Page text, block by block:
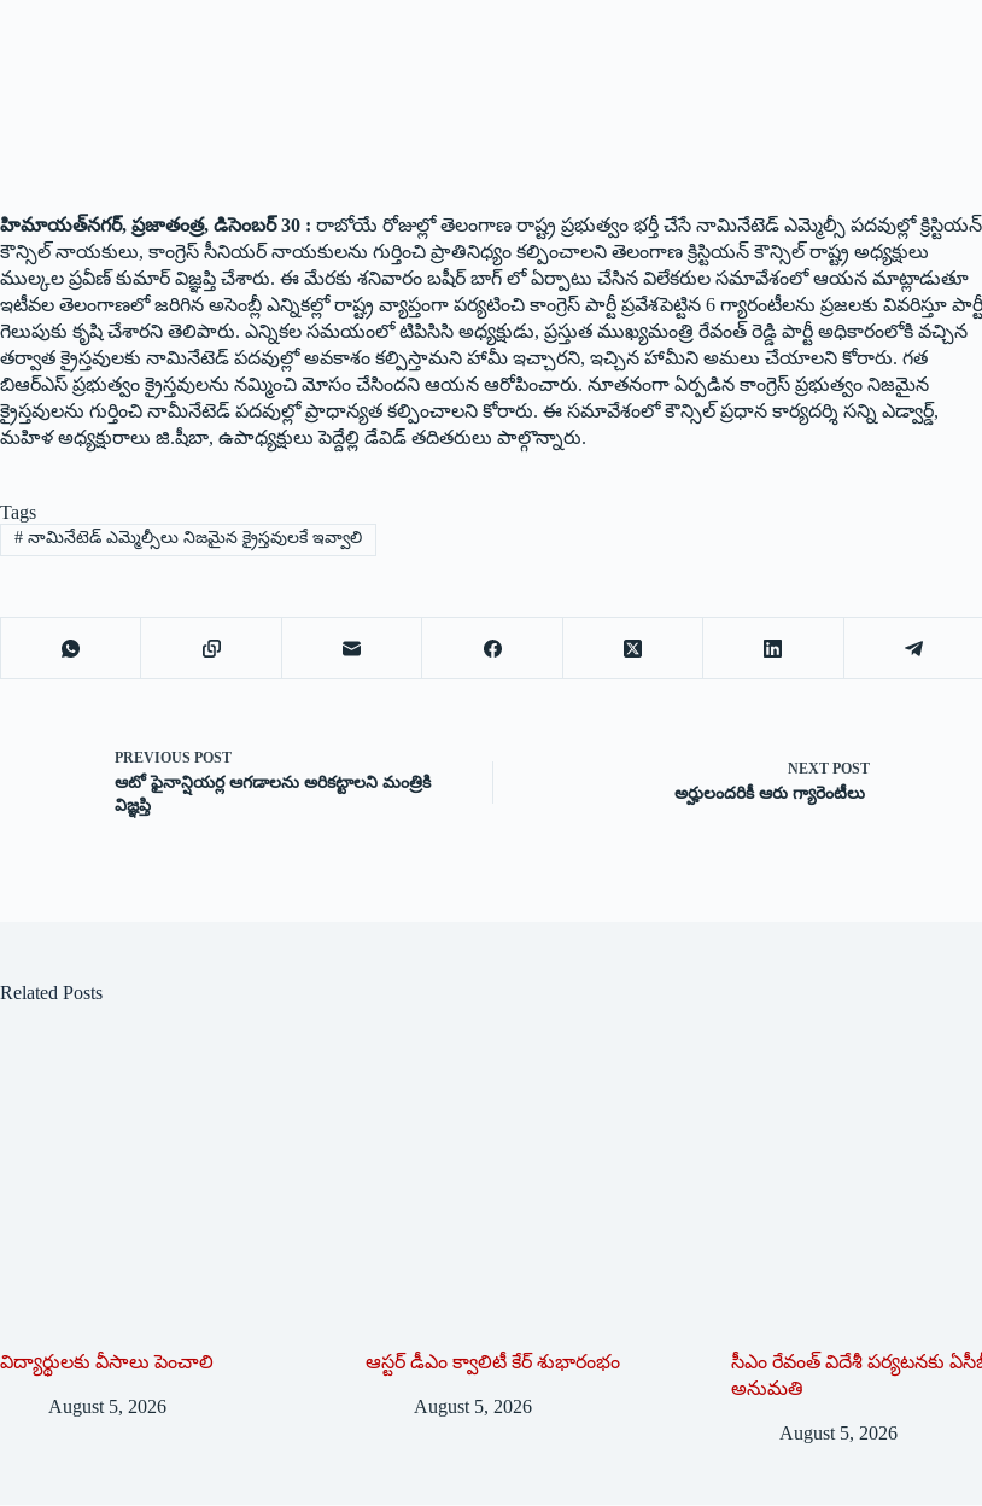
హిమాయత్‌నగర్‌, ప్రజాతంత్ర, డిసెంబర్ 30 : రాబోయే రోజుల్లో తెలంగాణ రాష్ట్ర ప్రభుత్వం భర్తీ చేసే నామినేటెడ్ ఎమ్మెల్సీ పదవుల్లో క్రిస్టియన్
కౌన్సిల్ నాయకులు, కాంగ్రెస్ సీనియర్ నాయకులను గుర్తించి ప్రాతినిధ్యం కల్పించాలని తెలంగాణ క్రిస్టియన్ కౌన్సిల్ రాష్ట్ర అధ్యక్షులు
ముల్కల ప్రవీణ్ కుమార్ విజ్ఞప్తి చేశారు. ఈ మేరకు శనివారం బషీర్ బాగ్ లో ఏర్పాటు చేసిన విలేకరుల సమావేశంలో ఆయన మాట్లాడుతూ
ఇటీవల తెలంగాణలో జరిగిన అసెంబ్లీ ఎన్నికల్లో రాష్ట్ర వ్యాప్తంగా పర్యటించి కాంగ్రెస్ పార్టీ ప్రవేశపెట్టిన 6 గ్యారంటీలను ప్రజలకు వివరిస్తూ పార్టీ
గెలుపుకు కృషి చేశారని తెలిపారు. ఎన్నికల సమయంలో టిపిసిసి అధ్యక్షుడు, ప్రస్తుత ముఖ్యమంత్రి రేవంత్ రెడ్డి పార్టీ అధికారంలోకి వచ్చిన
తర్వాత క్రైస్తవులకు నామినేటెడ్ పదవుల్లో అవకాశం కల్పిస్తామని హామీ ఇచ్చారని, ఇచ్చిన హామీని అమలు చేయాలని కోరారు. గత
బిఆర్ఎస్ ప్రభుత్వం క్రైస్తవులను నమ్మించి మోసం చేసిందని ఆయన ఆరోపించారు. నూతనంగా ఏర్పడిన కాంగ్రెస్ ప్రభుత్వం నిజమైన
క్రైస్తవులను గుర్తించి నామీనేటెడ్ పదవుల్లో ప్రాధాన్యత కల్పించాలని కోరారు. ఈ సమావేశంలో కౌన్సిల్ ప్రధాన కార్యదర్శి సన్ని ఎడ్వార్డ్,
మహిళ అధ్యక్షురాలు జి.షీబా, ఉపాధ్యక్షులు పెద్దేల్లి డేవిడ్ తదితరులు పాల్గొన్నారు.
Tags
#నామినేటెడ్ ఎమ్మెల్సీలు నిజమైన క్రైస్తవులకే ఇవ్వాలి
PREVIOUS POST
ఆటో ఫైనాన్షియర్ల ఆగడాలను అరికట్టాలని మంత్రికి
విజ్ఞప్తి
NEXTPOST
అర్హులందరికీ ఆరు గ్యారెంటీలు
Related Posts
విద్యార్థులకు వీసాలు పెంచాలి
August 5, 2026
ఆస్టర్ డీఎం క్వాలిటీ కేర్ శుభారంభం
August 5, 2026
సీఎం రేవంత్ విదేశీ పర్యటనకు ఏసీబీ
అనుమతి
August 5, 2026